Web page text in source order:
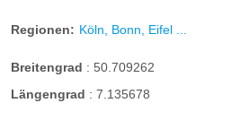
Regionen: Köln, Bonn, Eifel ...
Breitengrad : 50.709262
Längengrad : 7.135678